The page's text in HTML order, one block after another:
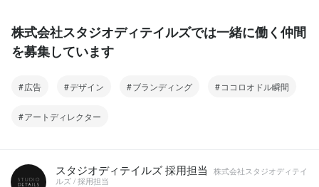
株式会社スタジオディテイルズでは一緒に働く仲間
を募集しています
広告 デザイン ブランディング ココロオドル瞬間
アートディレクター
スタジオディテイルズ 採用担当
株式会社スタジオディテイ
ルズ / 採用担当